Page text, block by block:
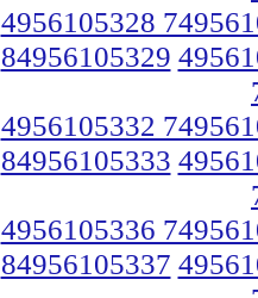
4956105328
84956105329
4956105332
84956105333
4956105336
84956105337